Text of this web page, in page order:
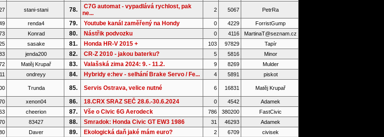
stani-stani 78.
C7G automat - vypadlává rychlost, pak
ne...
2 5067 PetrRa
renda4 79. Youtube kanál zaměřený na Hondy 0 4229 ForristGump
Konrad 80. Nástřik podvozku 0 4116 MartinaT@seznam.cz
sasake 81. Honda HR-V 2015 + 103 97829 Tapír
jenda200 82. CR-Z 2010 - jakou baterku? 5 5816 Minor
Matěj Krupař 83. Valašská zima 2024: 9. - 11.2. 9 8269 Mulder
ondreyy 84. Hybridy e:hev - selhání Brake Servo / Fe... 4 5891 piskot
Trunda 85. Servis Ostrava, velice nutné 6 16831 Matěj Krupař
xenon04 86. 18.CRX SRAZ SEČ 28.6.-30.6.2024 0 4542 Adamek
cheerion 87. Vše o Civic 6G Aerodeck 786 380200 FastCivic
83427 88. Smradok: Honda Civic GT EW3 1986 31 46293 Adamek
Daver 89. Ekologická daň jaké mám euro? 2 6709 civisek